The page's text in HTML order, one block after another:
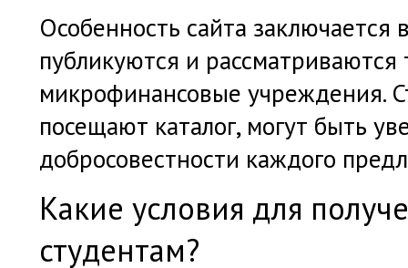
Особенность сайта заключается
публикуются и
микрофинансовые учреждения.
посещают каталог, могут быть
добросовестности каждого
Какие условия для
студентам?